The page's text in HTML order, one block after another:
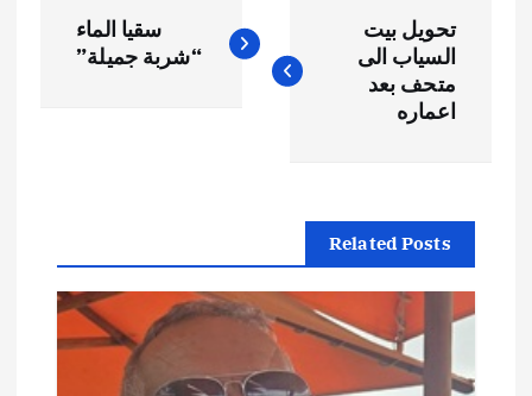
ص
م
تحويل بيت
السياب الى
متحف بعد
اعماره
سقيا الماء
“شربة جميلة”
Related Posts